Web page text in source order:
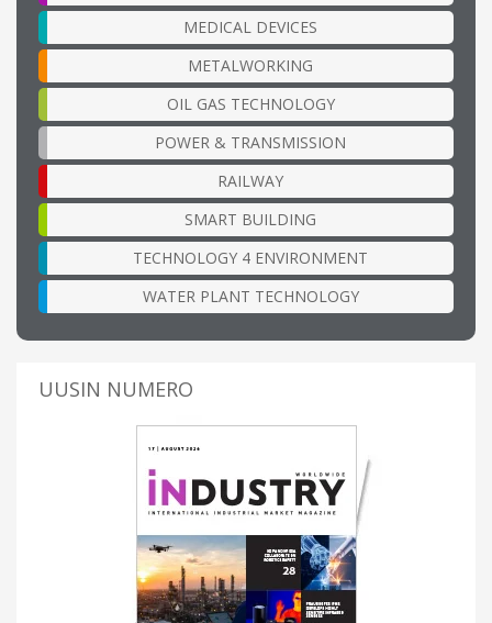
MEDICAL DEVICES
METALWORKING
OIL GAS TECHNOLOGY
POWER & TRANSMISSION
RAILWAY
SMART BUILDING
TECHNOLOGY 4 ENVIRONMENT
WATER PLANT TECHNOLOGY
UUSIN NUMERO